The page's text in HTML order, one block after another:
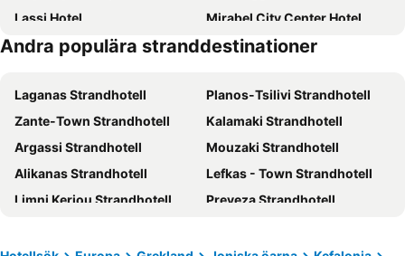
Lassi Hotel
Mirabel City Center Hotel
Kefalonia Grand
Sami Beach Hotel
Tourist Boutique Hotel
Melissani hotel
Aenos Hotel
Toulatos Pantelis
Petania Hotel & Apartments
Argostoli Hotel
Perantzada Hotel 1811
Villa Stella
Belle View Hotel
Fiscardo Bay Hotel
Andra populära stranddestinationer
Laganas Strandhotell
Planos-Tsilivi Strandhotell
Zante-Town Strandhotell
Kalamaki Strandhotell
Argassi Strandhotell
Mouzaki Strandhotell
Alikanas Strandhotell
Lefkas - Town Strandhotell
Limni Keriou Strandhotell
Preveza Strandhotell
Nikiana Strandhotell
Kastro Strandhotell